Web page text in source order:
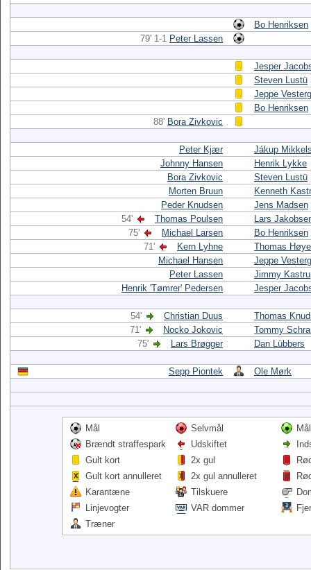
Bo Henriksen
79' 1-1 Peter Lassen
Jesper
Steven Lustü
Jeppe
Bo Henriksen
88' Bora Zivkovic
Peter Kjær
Jákup
Johnny Hansen
Henrik Lykke
Bora Zivkovic
Steven Lustü
Morten Bruun
Kenneth
Peder Knudsen
Jens Madsen
54'
Thomas Poulsen
Lars
75'
Michael Larsen
Bo Henriksen
71'
Kern Lyhne
Thomas
Michael Hansen
Jeppe
Peter Lassen
Jimmy
Henrik 'Tømrer' Pedersen
Jesper
54' Christian Duus
Thomas
71'
Nocko Jokovic
Tommy
75'
Lars Brøgger Dan Lübbers
Sepp Piontek Ole Mørk
Mål Selvmål
Brændt straffespark
Udskiftet
Gult kort
2x gul
Gult kort annulleret
2x gul annulleret
Karantæne
Tilskuere
Linjevogter
VAR dommer
Træner